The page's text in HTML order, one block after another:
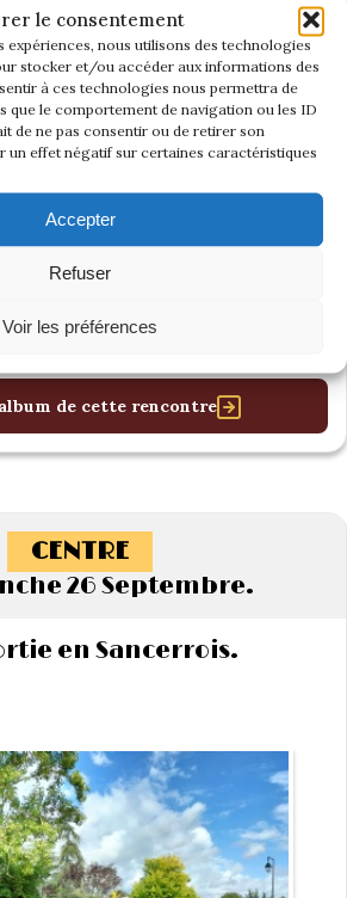
le consentement
expériences, nous utilisons des technologies
stocker et/ou accéder aux informations des
à ces technologies nous permettra de
que le comportement de navigation ou les ID
de ne pas consentir ou de retirer son
un effet négatif sur certaines caractéristiques
Accepter
Refuser
Voir les préférences
de cette rencontre
CENTRE
26 Septembre.
en Sancerrois.